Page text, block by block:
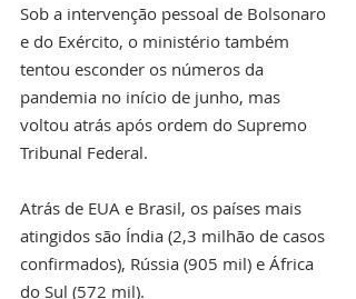
Sob a intervenção pessoal de Bolsonaro
e do Exército, o ministério também
tentou esconder os números da
pandemia no início de junho, mas
voltou atrás após ordem do Supremo
Tribunal Federal.
Atrás de EUA e Brasil, os países mais
atingidos são Índia (2,3 milhão de casos
confirmados), Rússia (905 mil) e África
do Sul (572 mil).